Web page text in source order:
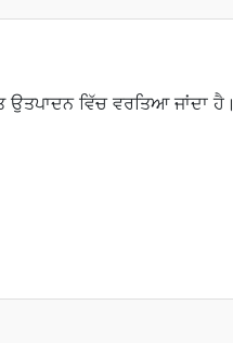
ਵਿੱਚ ਵਰਤਿਆ ਜਾਂਦਾ ਹੈ।